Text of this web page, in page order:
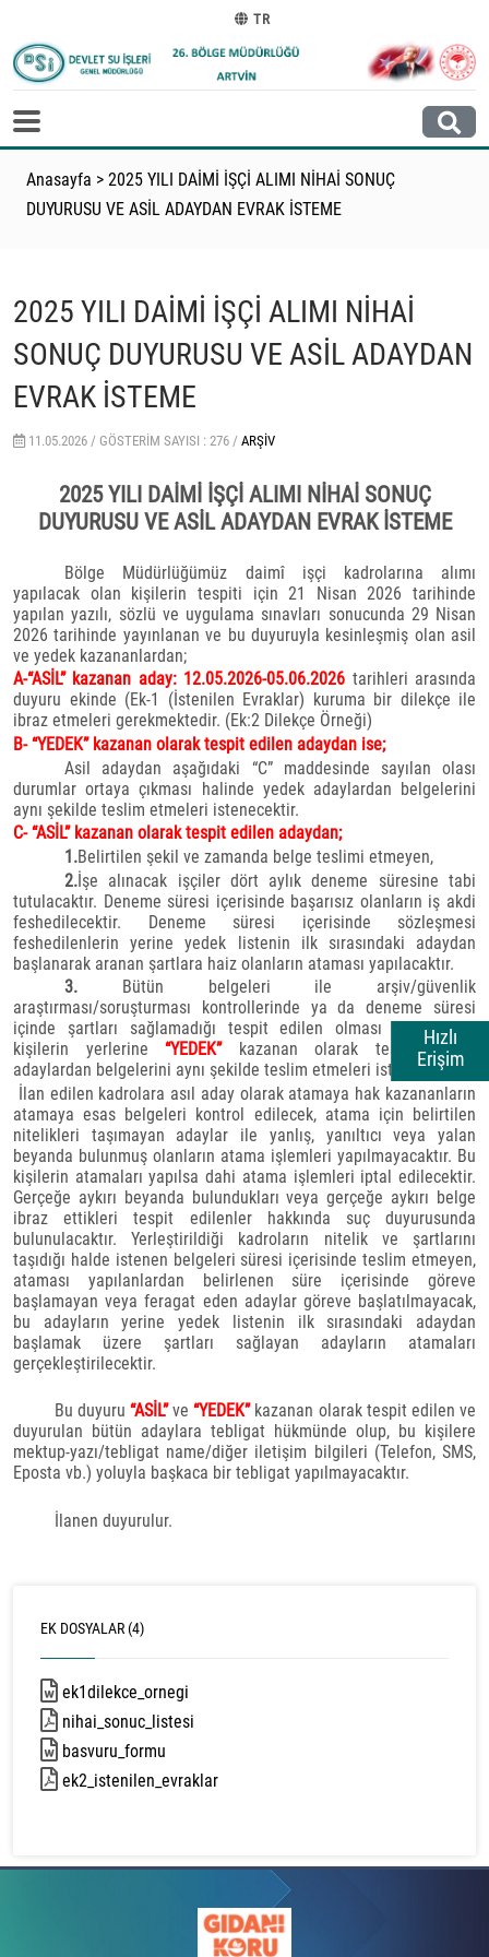
Hızlı
Erişim
TR
Anasayfa > 2025 YILI DAİMİ İŞÇİ ALIMI NİHAİ SONUÇ
DUYURUSU VE ASİL ADAYDAN EVRAK İSTEME
2025 YILI DAİMİ İŞÇİ ALIMI NİHAİ
SONUÇ DUYURUSU VE ASİL ADAYDAN
EVRAK İSTEME
11.05.2026 / GÖSTERIM SAYISI : 276 / ARŞIV
2025 YILI DAİMİ İŞÇİ ALIMI NİHAİ SONUÇ
DUYURUSU VE ASİL ADAYDAN EVRAK İSTEME
Bölge Müdürlüğümüz daimî işçi kadrolarına alımı
yapılacak olan kişilerin tespiti için 21 Nisan 2026 tarihinde
yapılan yazılı, sözlü ve uygulama sınavları sonucunda 29 Nisan
2026 tarihinde yayınlanan ve bu duyuruyla kesinleşmiş olan asil
ve yedek kazananlardan;
A-“ASİL” kazanan aday: 12.05.2026-05.06.2026 tarihleri arasında
duyuru ekinde (Ek-1 (İstenilen Evraklar) kuruma bir dilekçe ile
ibraz etmeleri gerekmektedir. (Ek:2 Dilekçe Örneği)
B- “YEDEK” kazanan olarak tespit edilen adaydan ise;
Asil adaydan aşağıdaki “C” maddesinde sayılan olası
durumlar ortaya çıkması halinde yedek adaylardan belgelerini
aynı şekilde teslim etmeleri istenecektir.
C- “ASİL” kazanan olarak tespit edilen adaydan;
1.Belirtilen şekil ve zamanda belge teslimi etmeyen,
2.İşe alınacak işçiler dört aylık deneme süresine tabi
tutulacaktır. Deneme süresi içerisinde başarısız olanların iş akdi
feshedilecektir. Deneme süresi içerisinde sözleşmesi
feshedilenlerin yerine yedek listenin ilk sırasındaki adaydan
başlanarak aranan şartlara haiz olanların ataması yapılacaktır.
3. Bütün belgeleri ile arşiv/güvenlik
araştırması/soruşturması kontrollerinde ya da deneme süresi
içinde şartları sağlamadığı tespit edilen olması halinde bu
kişilerin yerlerine “YEDEK”
kazanan olarak tespit edilen
adaylardan belgelerini aynı şekilde teslim etmeleri istenecektir.
İlan edilen kadrolara asıl aday olarak atamaya hak kazananların
atamaya esas belgeleri kontrol edilecek, atama için belirtilen
nitelikleri taşımayan adaylar ile yanlış, yanıltıcı veya yalan
beyanda bulunmuş olanların atama işlemleri yapılmayacaktır. Bu
kişilerin atamaları yapılsa dahi atama işlemleri iptal edilecektir.
Gerçeğe aykırı beyanda bulundukları veya gerçeğe aykırı belge
ibraz ettikleri tespit edilenler hakkında suç duyurusunda
bulunulacaktır. Yerleştirildiği kadroların nitelik ve şartlarını
taşıdığı halde istenen belgeleri süresi içerisinde teslim etmeyen,
ataması yapılanlardan belirlenen süre içerisinde göreve
başlamayan veya feragat eden adaylar göreve başlatılmayacak,
bu adayların yerine yedek listenin ilk sırasındaki adaydan
başlamak üzere şartları sağlayan adayların atamaları
gerçekleştirilecektir.
Bu duyuru“ASİL” ve“YEDEK” kazanan olarak tespit edilen ve
duyurulan bütün adaylara tebligat hükmünde olup, bu kişilere
mektup-yazı/tebligat name/diğer iletişim bilgileri (Telefon, SMS,
Eposta vb.) yoluyla başkaca bir tebligat yapılmayacaktır.
İlanen duyurulur.
EK DOSYALAR (4)
ek1dilekce_ornegi
nihai_sonuc_listesi
basvuru_formu
ek2_istenilen_evraklar